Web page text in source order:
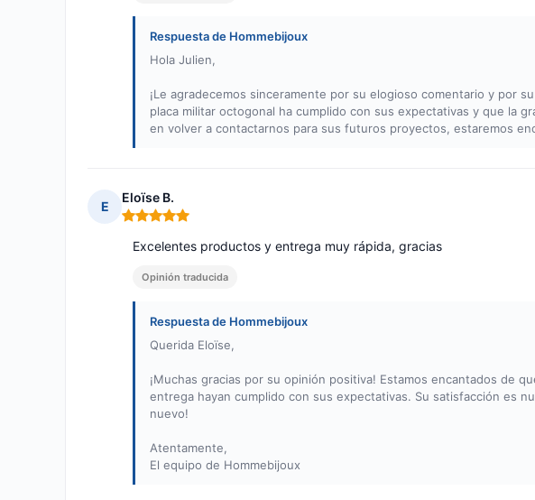
Respuesta de Hommebijoux
Hola Julien,
¡Le agradecemos sinceramente por su elogioso comentario y por
placa militar octogonal ha cumplido con sus expectativas y que la
en volver a contactarnos para sus futuros proyectos, estaremos
E
Eloïse B.
Nota: 5 de 5
Excelentes productos y entrega muy rápida, gracias
Opinión traducida
Respuesta de Hommebijoux
Querida Eloïse,
¡Muchas gracias por su opinión positiva! Estamos encantados de
entrega hayan cumplido con sus expectativas. Su satisfacción es
nuevo!
Atentamente,
El equipo de Hommebijoux